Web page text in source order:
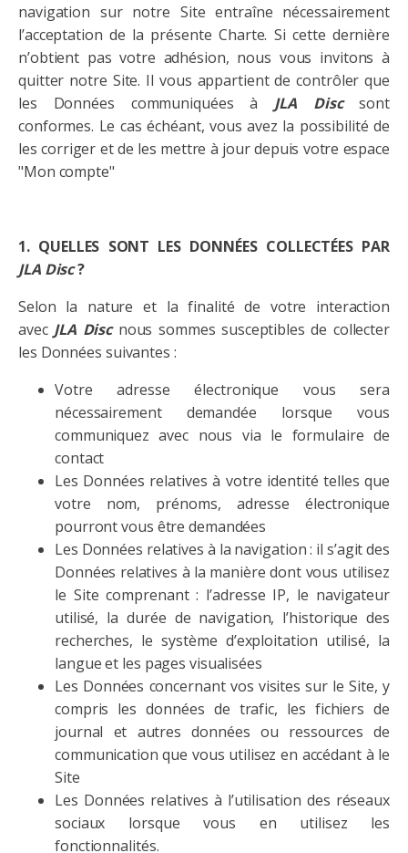
navigation sur notre Site entraîne nécessairement
l’acceptation de la présente Charte. Si cette dernière
n’obtient pas votre adhésion, nous vous invitons à
quitter notre Site. Il vous appartient de contrôler que
les Données communiquées à JLA Discsont
conformes. Le cas échéant, vous avez la possibilité de
les corriger et de les mettre à jour depuis votre espace
"Mon compte"
1. QUELLES SONT LES DONNÉES COLLECTÉES PAR
JLA Disc?
Selon la nature et la finalité de votre interaction
avec JLA Discnous sommes susceptibles de collecter
les Données suivantes :
Votre adresse électronique vous sera
nécessairement demandée lorsque vous
communiquez avec nous via le formulaire de
contact
Les Données relatives à votre identité telles que
votre nom, prénoms, adresse électronique
pourront vous être demandées
Les Données relatives à la navigation : il s’agit des
Données relatives à la manière dont vous utilisez
le Site comprenant : l’adresse IP, le navigateur
utilisé, la durée de navigation, l’historique des
recherches, le système d’exploitation utilisé, la
langue et les pages visualisées
Les Données concernant vos visites sur le Site, y
compris les données de trafic, les fichiers de
journal et autres données ou ressources de
communication que vous utilisez en accédant à le
Site
Les Données relatives à l’utilisation des réseaux
sociaux lorsque vous en utilisez les
fonctionnalités.